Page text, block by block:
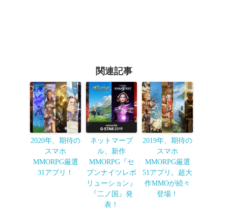
関連記事
2020年、期待の
スマホ
MMORPG厳選
31アプリ！
ネットマーブ
ル、新作
MMORPG『セ
ブンナイツレボ
リューション』
『二ノ国』発
表！
2019年、期待の
スマホ
MMORPG厳選
51アプリ。超大
作MMOが続々
登場！